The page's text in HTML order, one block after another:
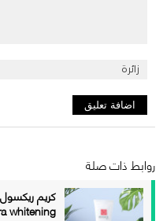
روابط ذات صلة
whitening